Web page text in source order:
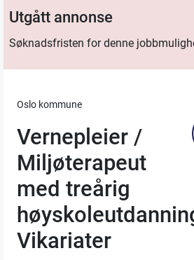
Utgått annonse
Søknadsfristen for denne
Oslo kommune
Vernepleier /
Miljøterapeut
med treårig
Vikariater